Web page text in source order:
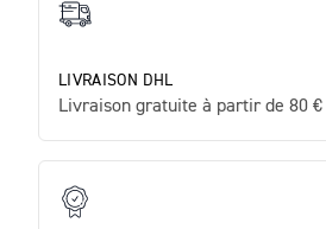
LIVRAISON DHL
Livraison gratuite à partir de 80 €